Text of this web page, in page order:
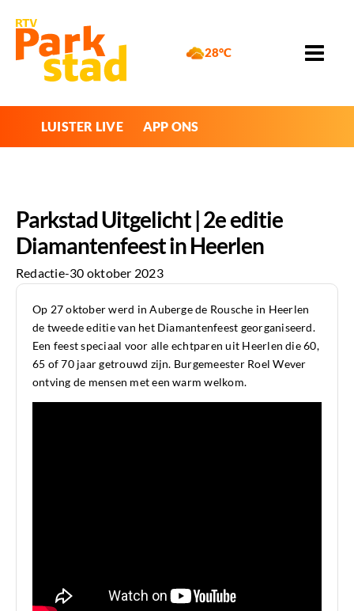
28°C
LUISTER LIVE APP ONS
Parkstad Uitgelicht | 2e editie
Diamantenfeest in Heerlen
Redactie-30 oktober 2023
Op 27 oktober werd in Auberge de Rousche in Heerlen
de tweede editie van het Diamantenfeest georganiseerd.
Een feest speciaal voor alle echtparen uit Heerlen die 60,
65 of 70 jaar getrouwd zijn. Burgemeester Roel Wever
ontving de mensen met een warm welkom.